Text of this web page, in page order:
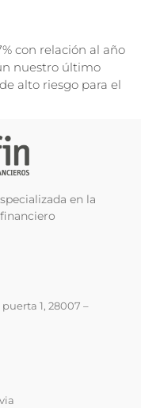
con relación al año
nuestro último
alto riesgo para el
en la
1, 28007 –